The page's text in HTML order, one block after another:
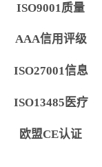
ISO9001质量
AAA信用评级
ISO27001信息
ISO13485医疗
欧盟CE认证